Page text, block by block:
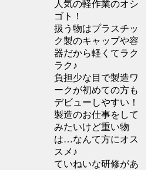
人気の軽作業のオシ
ゴト！
扱う物はプラスチッ
ク製のキャップや容
器だから軽くてラク
ラク♪
負担少な目で製造ワ
ークが初めての方も
デビューしやすい！
製造のお仕事をして
みたいけど重い物
は…なんて方にオス
スメ♪
ていねいな研修があ